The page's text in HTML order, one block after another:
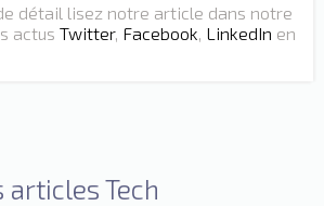
détail lisez notre article dans notre
actus Twitter, Facebook LinkedIn en
Tech